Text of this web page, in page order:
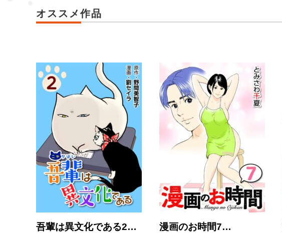
オススメ作品
吾輩は異文化である2… 漫画のお時間7…